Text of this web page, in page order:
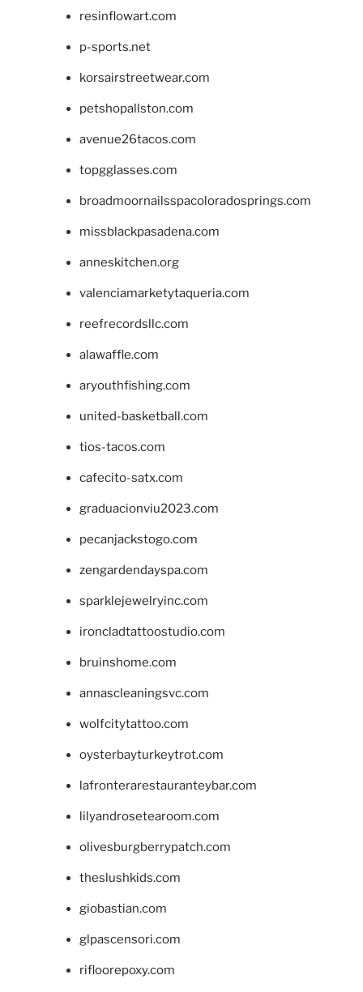
resinflowart.com
p-sports.net
korsairstreetwear.com
petshopallston.com
avenue26tacos.com
topgglasses.com
broadmoornailsspacoloradosprings.com
missblackpasadena.com
anneskitchen.org
valenciamarketytaqueria.com
reefrecordsllc.com
alawaffle.com
aryouthfishing.com
united-basketball.com
tios-tacos.com
cafecito-satx.com
graduacionviu2023.com
pecanjackstogo.com
zengardendayspa.com
sparklejewelryinc.com
ironcladtattoostudio.com
bruinshome.com
annascleaningsvc.com
wolfcitytattoo.com
oysterbayturkeytrot.com
lafronterarestauranteybar.com
lilyandrosetearoom.com
olivesburgberrypatch.com
theslushkids.com
giobastian.com
glpascensori.com
rifloorepoxy.com